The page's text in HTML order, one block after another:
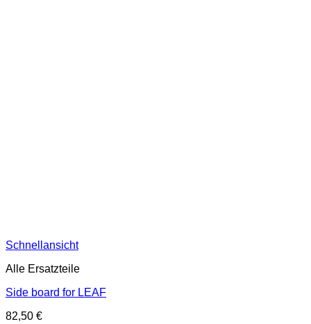
Schnellansicht
Alle Ersatzteile
Side board for LEAF
82,50 €